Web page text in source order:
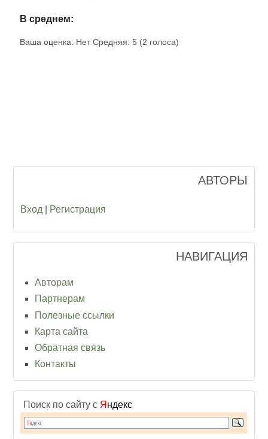
В среднем:
Ваша оценка: Нет Средняя:5 (2 голоса)
АВТОРЫ
Вход Регистрация
НАВИГАЦИЯ
Авторам
Партнерам
Полезные ссылки
Карта сайта
Обратная связь
Контакты
Поиск по сайту с Я ндекс